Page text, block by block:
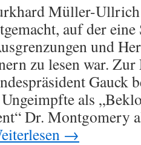
Müller-
auf der
und
zu lesen war.
Gauck
als
Dr. Montgomery
→